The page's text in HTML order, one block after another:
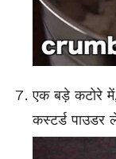
एक बड़े कटोरे
कस्टर्ड पाउडर